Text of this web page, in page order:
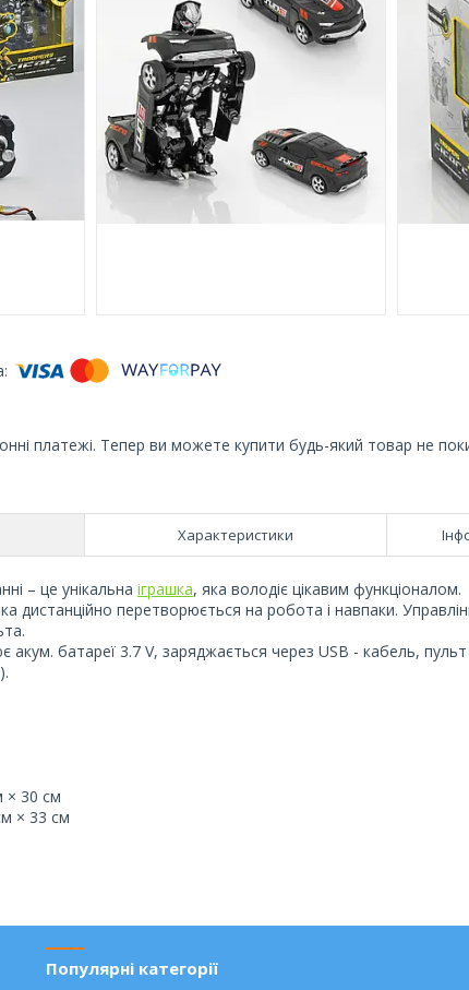
платежі. Тепер ви можете купити будь-який товар не
Характеристики
– це унікальна іграшка, яка володіє цікавим функціоналом.
перетворюється на робота і навпаки.
батареї 3.7 V, заряджається через USB - кабель,
× 30 см
× 33 см
Популярні категорії